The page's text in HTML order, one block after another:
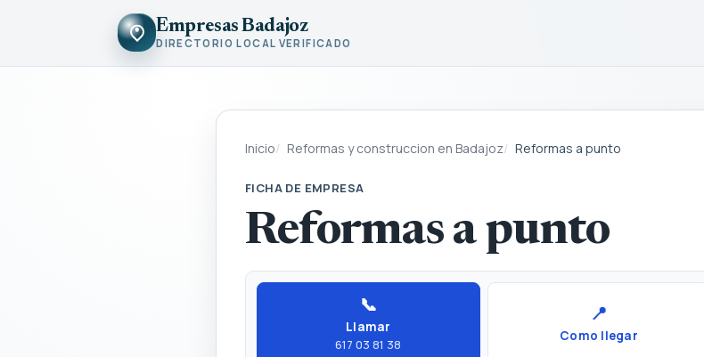
Empresas Badajoz
DIRECTORIO LOCAL VERIFICADO
Inicio Reformas y construccion en Badajoz Reformas a punto
FICHA DE EMPRESA
Reformas a punto
📞
Llamar
617 03 81 38
📍
Como llegar